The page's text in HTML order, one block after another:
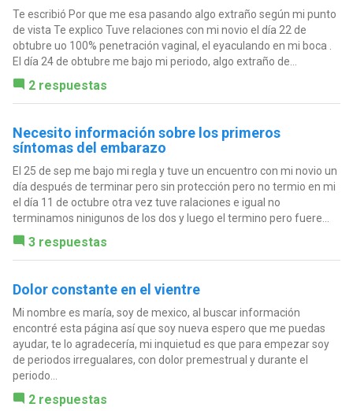
Te escribió Por que me esa pasando algo extraño según mi punto
de vista Te explico Tuve relaciones con mi novio el día 22 de
obtubre uo 100% penetración vaginal, el eyaculando en mi boca .
El día 24 de obtubre me bajo mi periodo, algo extraño de...
2 respuestas
Necesito información sobre los primeros
síntomas del embarazo
El 25 de sep me bajo mi regla y tuve un encuentro con mi novio un
día después de terminar pero sin protección pero no termio en mi
el día 11 de octubre otra vez tuve ralaciones e igual no
terminamos ninigunos de los dos y luego el termino pero fuere...
3 respuestas
Dolor constante en el vientre
Mi nombre es maría, soy de mexico, al buscar información
encontré esta página así que soy nueva espero que me puedas
ayudar, te lo agradecería, mi inquietud es que para empezar soy
de periodos irregualares, con dolor premestrual y durante el
periodo...
2 respuestas